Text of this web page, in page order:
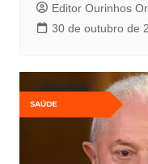
Editor Ourinhos
30 de outubro de